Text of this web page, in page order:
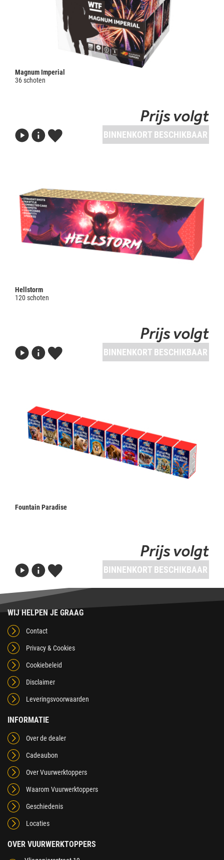
Magnum Imperial
36 schoten
Prijs volgt
BINNENKORT BESCHIKBAAR
Hellstorm
120 schoten
Prijs volgt
BINNENKORT BESCHIKBAAR
Fountain Paradise
Prijs volgt
BINNENKORT BESCHIKBAAR
WIJ HELPEN JE GRAAG
Contact
Privacy & Cookies
Cookiebeleid
Disclaimer
Leveringsvoorwaarden
INFORMATIE
Over de dealer
Cadeaubon
Over Vuurwerktoppers
Waarom Vuurwerktoppers
Geschiedenis
Locaties
OVER VUURWERKTOPPERS